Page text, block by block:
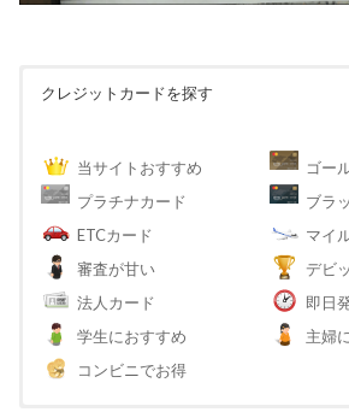
クレジットカードを探す
当サイトおすすめ
ゴー
プラチナカード
ブラ
ETCカード
マイ
審査が甘い
デビ
法人カード
即日
学生におすすめ
主婦
コンビニでお得